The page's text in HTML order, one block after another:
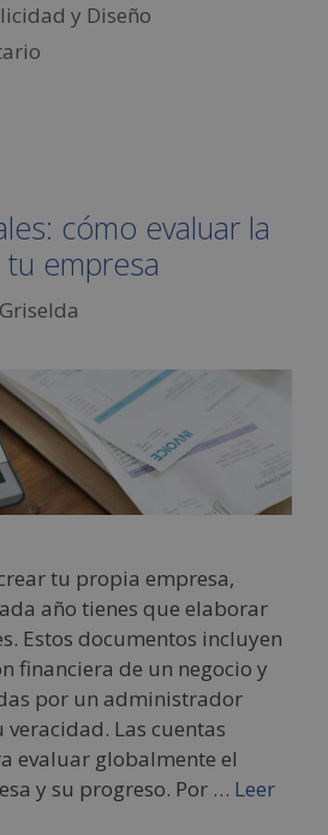
y Diseño
cómo evaluar la
empresa
Griselda
tu propia empresa,
año tienes que elaborar
Estos documentos incluyen
financiera de un negocio y
por un administrador
Las cuentas
evaluar globalmente el
y su progreso. Por … Leer